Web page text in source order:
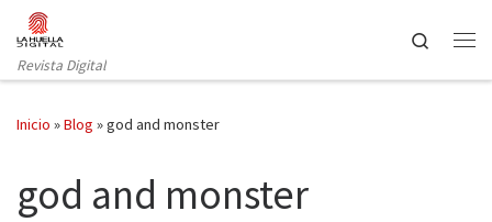
Saltar al contenido
Revista Digital
Search
Inicio »Blog »god and monster
god and monster